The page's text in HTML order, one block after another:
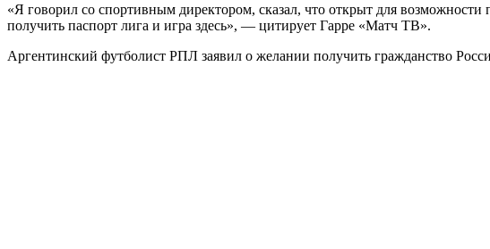
«Я говорил со спортивным директором, сказал, что открыт для
получить паспорт лига и игра здесь», — цитирует Гарре «Матч ТВ».
Аргентинский футболист РПЛ заявил о желании получить гражданство